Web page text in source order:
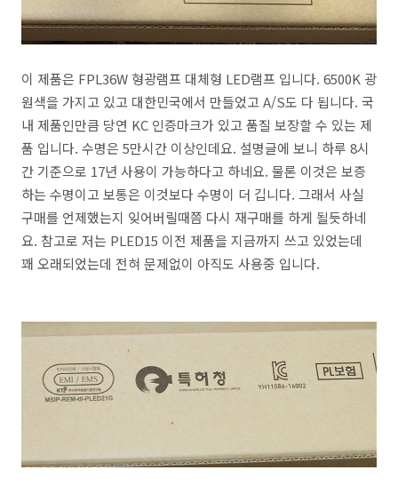
이 제품은 FPL36W 형광램프 대체형 LED램프 입니다. 6500K 광
원색을 가지고 있고 대한민국에서 만들었고 A/S도 다 됩니다. 국
내 제품인만큼 당연 KC 인증마크가 있고 품질 보장할 수 있는 제
품 입니다. 수명은 5만시간 이상인데요. 설명글에 보니 하루 8시
간 기준으로 17년 사용이 가능하다고 하네요. 물론 이것은 보증
하는 수명이고 보통은 이것보다 수명이 더 깁니다. 그래서 사실
구매를 언제했는지 잊어버릴때쯤 다시 재구매를 하게 될듯하네
요. 참고로 저는 PLED15 이전 제품을 지금까지 쓰고 있었는데
꽤 오래되었는데 전혀 문제없이 아직도 사용중 입니다.